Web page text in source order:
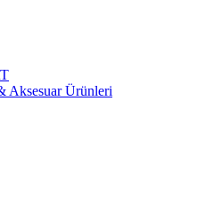
Aksesuar Ürünleri